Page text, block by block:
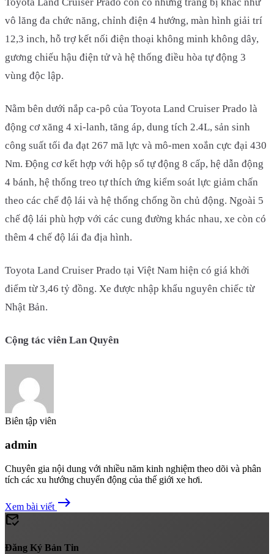
Toyota Land Cruiser Prado còn có những trang bị khác như
vô lăng đa chức năng, chỉnh điện 4 hướng, màn hình giải trí
12,3 inch, hỗ trợ kết nối điện thoại không minh không dây,
gương chiếu hậu điện tử và hệ thống điều hòa tự động 3
vùng độc lập.
Nằm bên dưới nắp ca-pô của Toyota Land Cruiser Prado là
động cơ xăng 4 xi-lanh, tăng áp, dung tích 2.4L, sản sinh
công suất tối đa đạt 267 mã lực và mô-men xoắn cực đại 430
Nm. Động cơ kết hợp với hộp số tự động 8 cấp, hệ dẫn động
4 bánh, hệ thống treo tự thích ứng kiểm soát lực giảm chấn
theo các chế độ lái và hệ thống chống ồn chủ động. Ngoài 5
chế độ lái phù hợp với các cung đường khác nhau, xe còn có
thêm 4 chế độ lái đa địa hình.
Toyota Land Cruiser Prado tại Việt Nam hiện có giá khởi
điểm từ 3,46 tỷ đồng. Xe được nhập khẩu nguyên chiếc từ
Nhật Bản.
Cộng tác viên Lan Quyên
Biên tập viên
admin
Chuyên gia nội dung với nhiều năm kinh nghiệm theo dõi và phân
tích các xu hướng chuyển động của thế giới xe hơi.
Xem bài viết east
mark_email_read
Đăng Ký Bản Tin